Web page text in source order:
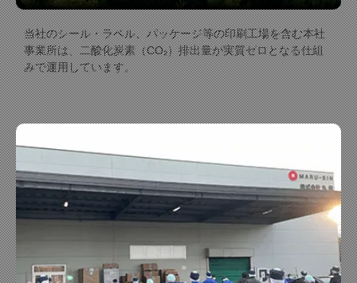
当社のシール・ラベル、パッケージ等の印刷工場を含む本社
事業所は、二酸化炭素（CO₂）排出量が実質ゼロとなる仕組
みで運用しています。